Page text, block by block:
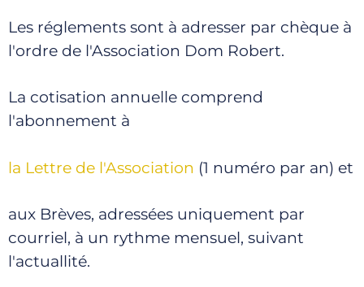
Les réglements sont à adresser par chèque à
l'ordre de l'Association Dom Robert.
La cotisation annuelle comprend
l'abonnement à
la Lettre de l'Association (1 numéro par an) et
aux Brèves, adressées uniquement par
courriel, à un rythme mensuel, suivant
l'actuallité.